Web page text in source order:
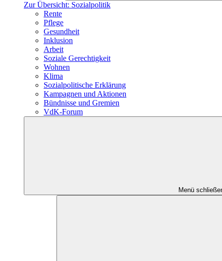
Zur Übersicht: Sozialpolitik
Rente
Pflege
Gesundheit
Inklusion
Arbeit
Soziale Gerechtigkeit
Wohnen
Klima
Sozialpolitische Erklärung
Kampagnen und Aktionen
Bündnisse und Gremien
VdK-Forum
Menü